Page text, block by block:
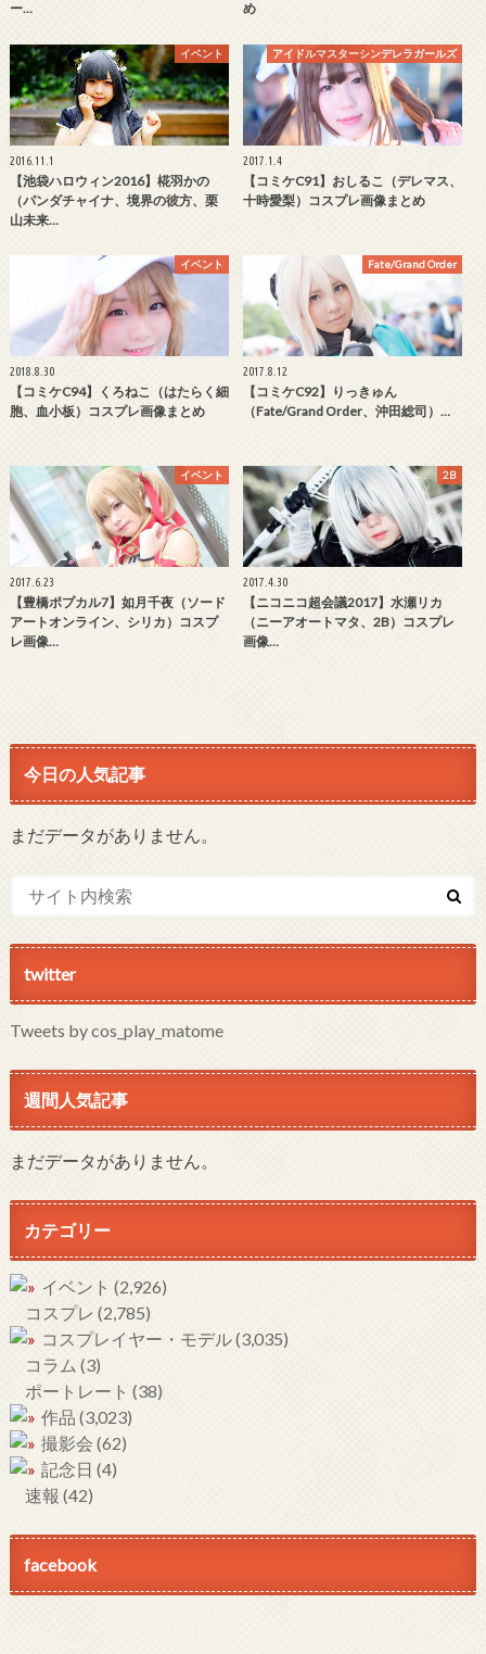
ー…
め
イベント
2016.11.1
【池袋ハロウィン2016】椛羽かの
（パンダチャイナ、境界の彼方、栗
山未来…
アイドルマスターシンデレラガールズ
2017.1.4
【コミケC91】おしるこ（デレマス、
十時愛梨）コスプレ画像まとめ
イベント
2018.8.30
【コミケC94】くろねこ（はたらく細
胞、血小板）コスプレ画像まとめ
Fate/Grand Order
2017.8.12
【コミケC92】りっきゅん
（Fate/Grand Order、沖田総司）…
イベント
2017.6.23
【豊橋ポプカル7】如月千夜（ソード
アートオンライン、シリカ）コスプ
レ画像…
2B
2017.4.30
【ニコニコ超会議2017】水瀬リカ
（ニーアオートマタ、2B）コスプレ
画像…
今日の人気記事
まだデータがありません。
twitter
Tweets by cos_play_matome
週間人気記事
まだデータがありません。
カテゴリー
イベント (2,926)
コスプレ (2,785)
コスプレイヤー・モデル(3,035)
コラム (3)
ポートレート (38)
作品 (3,023)
撮影会 (62)
記念日 (4)
速報 (42)
facebook